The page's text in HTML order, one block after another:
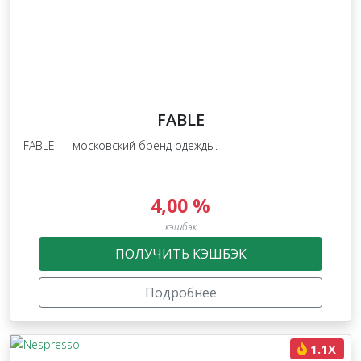
FABLE
FABLE — московский бренд одежды.
4,00 %
кэшбэк
ПОЛУЧИТЬ КЭШБЭК
Подробнее
1.1X